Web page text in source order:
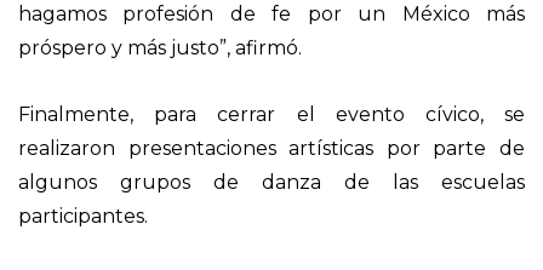
hagamos profesión de fe por un México más
próspero y más justo”, afirmó.
Finalmente, para cerrar el evento cívico, se
realizaron presentaciones artísticas por parte de
algunos grupos de danza de las escuelas
participantes.